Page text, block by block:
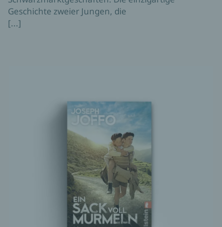
Geschichte zweier Jungen, die
[...]